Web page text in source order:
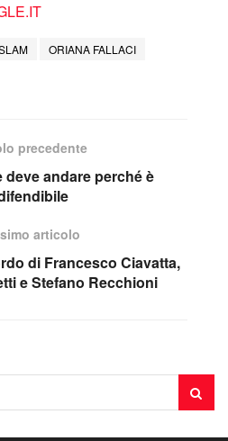
ORIANA FALLACI
precedente
deve andare perché è
articolo
di Francesco Ciavatta,
e Stefano Recchioni